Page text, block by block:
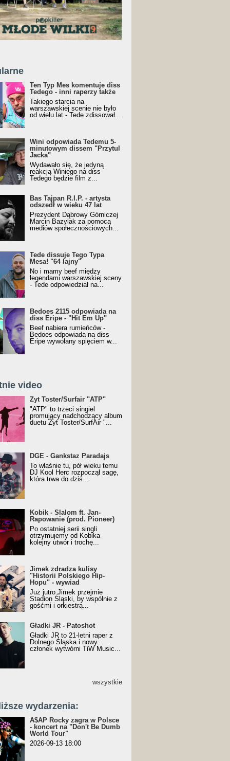
Ten Typ Mes komentuje diss
Tedego - inni raperzy także
Takiego starcia na
warszawskiej scenie nie było
od wielu lat - Tede zdissował...
Wini odpowiada Tedemu 5-
minutowym dissem "Przytul
Jacka"
Wydawało się, że jedyną
reakcją Winiego na diss
Tedego będzie film z...
Bas Tajpan R.I.P. - artysta
odszedł w wieku 47 lat
Prezydent Dąbrowy Górniczej
Marcin Bazylak za pomocą
mediów społecznościowych...
Tede dissuje Tego Typa
Mesa! "64 lajny"
No i mamy beef między
legendami warszawskiej sceny
- Tede odpowiedział na...
Bedoes 2115 odpowiada na
diss Eripe - "Hit Em Up"
Beef nabiera rumieńców -
Bedoes odpowiada na diss
Eripe wywołany spięciem w...
video
SurfAir - ATP VIDEO
Żyt Toster/Surfair "ATP"
"ATP" to trzeci singiel
promujący nadchodzący album
duetu Żyt Toster/SurfAir "...
z nagrodą za
Trueschoolowy
Roku (Popkillery 2023)
DGE - Gankstaz Paradajs
To właśnie tu, pół wieku temu
DJ Kool Herc rozpoczął sagę,
która trwa do dziś...
- Slalom ft. Jan-
(prod. Pioneer)
Music Visualiser]
Kobik - Slalom ft. Jan-
Rapowanie (prod. Pioneer)
Po ostatniej serii singli
otrzymujemy od Kobika
kolejny utwór i trochę...
zdradza kulisy "Historii
Hip-Hopu" - wywiad
Jimek zdradza kulisy
"Historii Polskiego Hip-
Hopu" - wywiad
Już jutro Jimek przejmie
Stadion Śląski, by wspólnie z
gośćmi i orkiestrą...
JR - Patoshot
Gładki JR - Patoshot
Gładki JR to 21-letni raper z
Dolnego Śląska i nowy
członek wytwórni TiW Music...
wszystkie
wydarzenia:
A$AP Rocky zagra w Polsce
- koncert na "Don't Be Dumb
World Tour"
2026-09-13 18:00